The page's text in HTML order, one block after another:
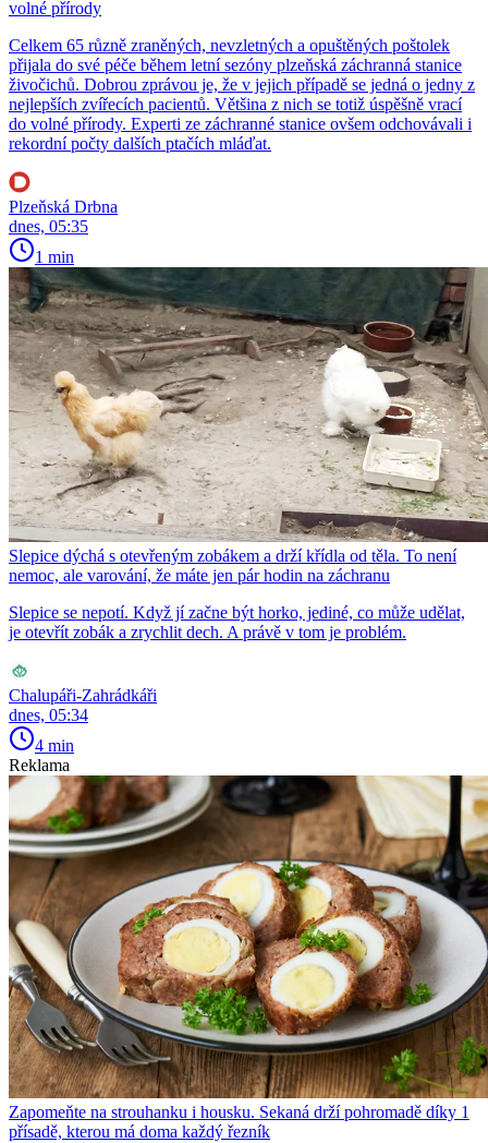
volné přírody
Celkem 65 různě zraněných, nevzletných a opuštěných poštolek
přijala do své péče během letní sezóny plzeňská záchranná stanice
živočichů. Dobrou zprávou je, že v jejich případě se jedná o jedny z
nejlepších zvířecích pacientů. Většina z nich se totiž úspěšně vrací
do volné přírody. Experti ze záchranné stanice ovšem odchovávali i
rekordní počty dalších ptačích mláďat.
Plzeňská Drbna
dnes, 05:35
1 min
Slepice dýchá s otevřeným zobákem a drží křídla od těla. To není
nemoc, ale varování, že máte jen pár hodin na záchranu
Slepice se nepotí. Když jí začne být horko, jediné, co může udělat,
je otevřít zobák a zrychlit dech. A právě v tom je problém.
Chalupáři-Zahrádkáři
dnes, 05:34
4 min
Reklama
Zapomeňte na strouhanku i housku. Sekaná drží pohromadě díky 1
přísadě, kterou má doma každý řezník